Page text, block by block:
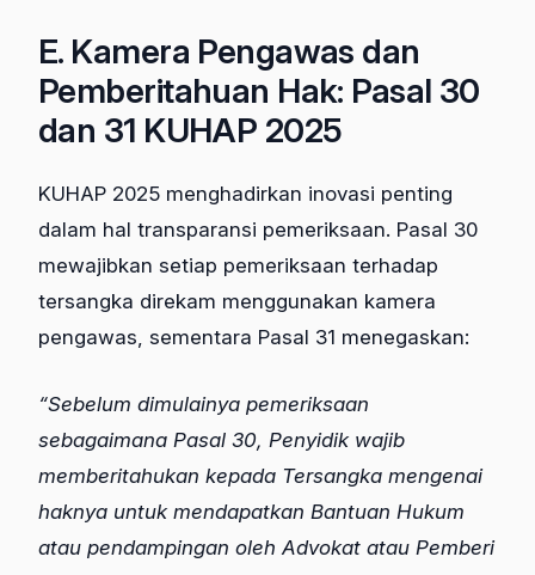
E. Kamera Pengawas dan
Pemberitahuan Hak: Pasal 30
dan 31 KUHAP 2025
KUHAP 2025 menghadirkan inovasi penting
dalam hal transparansi pemeriksaan. Pasal 30
mewajibkan setiap pemeriksaan terhadap
tersangka direkam menggunakan kamera
pengawas, sementara Pasal 31 menegaskan:
“Sebelum dimulainya pemeriksaan
sebagaimana Pasal 30, Penyidik wajib
memberitahukan kepada Tersangka mengenai
haknya untuk mendapatkan Bantuan Hukum
atau pendampingan oleh Advokat atau Pemberi